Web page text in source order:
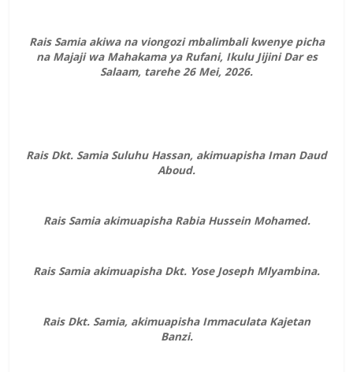
Rais Samia akiwa na viongozi mbalimbali kwenye picha
na Majaji wa Mahakama ya Rufani, Ikulu Jijini Dar es
Salaam, tarehe 26 Mei, 2026.
Rais Dkt. Samia Suluhu Hassan, akimuapisha Iman Daud
Aboud.
Rais Samia akimuapisha Rabia Hussein Mohamed.
Rais Samia akimuapisha Dkt. Yose Joseph Mlyambina.
Rais Dkt. Samia, akimuapisha Immaculata Kajetan
Banzi.